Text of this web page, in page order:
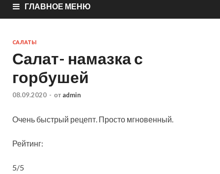
ГЛАВНОЕ МЕНЮ
САЛАТЫ
Салат- намазка с
горбушей
08.09.2020 - от admin
Очень быстрый рецепт. Просто мгновенный.
Рейтинг:
5/5